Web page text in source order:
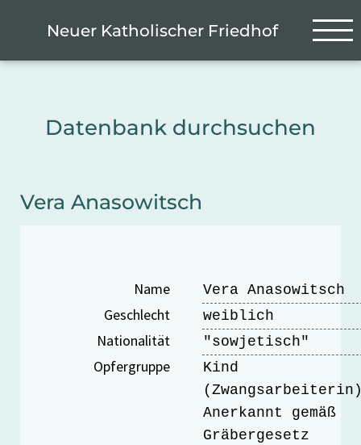
Neuer Katholischer Friedhof
Datenbank durchsuchen
Vera Anasowitsch
Name Vera Anasowitsch
Geschlecht weiblich
Nationalität "sowjetisch"
Opfergruppe
Kind
Anerkannt gemäß
Gräbergesetz